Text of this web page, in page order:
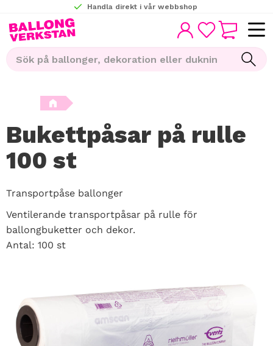
Meny
Handla direkt i vår webbshop
FAVORITER
KUNDVAGN
Bukettpåsar på rulle
100 st
Transportpåse ballonger
Ventilerande transportpåsar på rulle för
ballongbuketter och dekor.
Antal: 100 st